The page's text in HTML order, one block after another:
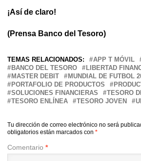
¡Así de claro!
(Prensa Banco del Tesoro)
TEMAS RELACIONADOS: APP T MÓVIL
BANCO DEL TESORO
LIBERTAD
MASTER DEBIT
MUNDIAL DE FUTBOL
PORTAFOLIO DE PRODUCTOS
SOLUCIONES FINANCIERAS
TESORO
TESORO ENLÍNEA
TESORO JOVEN
Tu dirección de correo electrónico no será
obligatorios están marcados con *
Comentario *